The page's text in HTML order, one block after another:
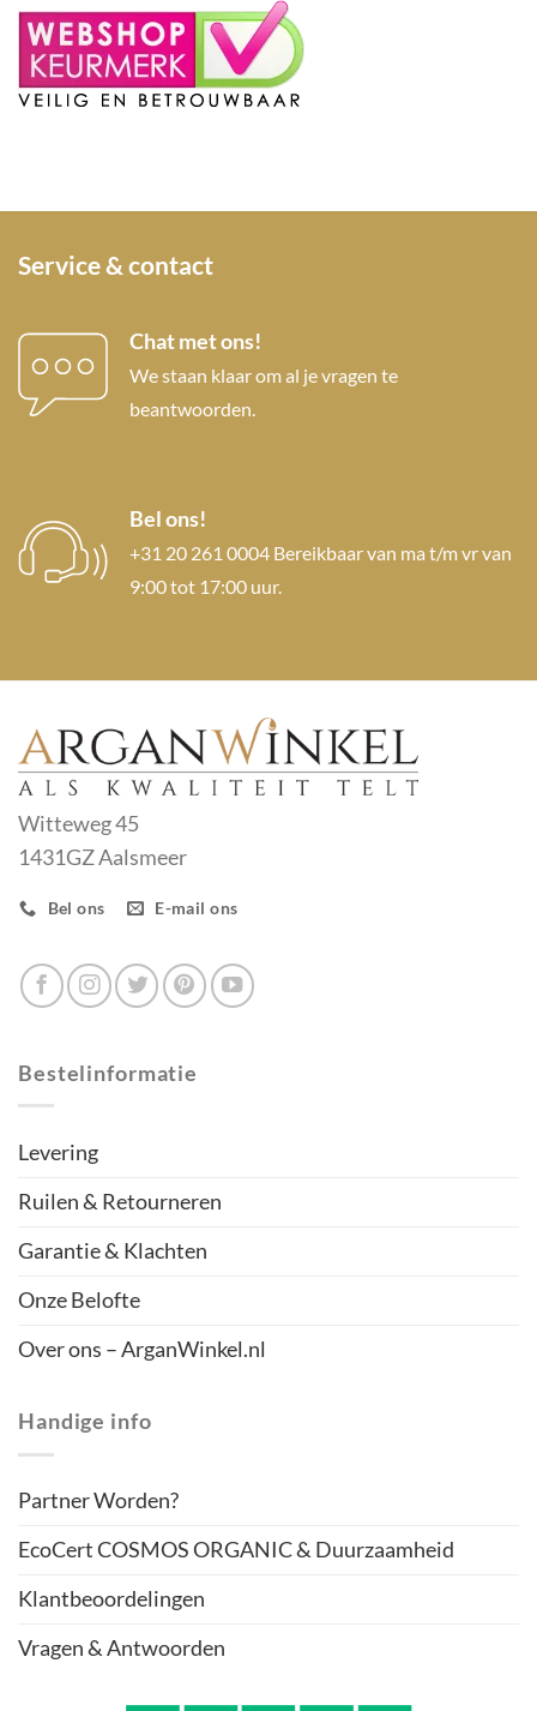
Service & contact
Chat met ons!
We staan klaar om al je vragen te
beantwoorden.
Bel ons!
+31 20 261 0004 Bereikbaar van ma t/m vr van
9:00 tot 17:00 uur.
Witteweg 45
1431GZ Aalsmeer
Bel ons E-mail ons
Bestelinformatie
Levering
Ruilen & Retourneren
Garantie & Klachten
Onze Belofte
Over ons – ArganWinkel.nl
Handige info
Partner Worden?
EcoCert COSMOS ORGANIC & Duurzaamheid
Klantbeoordelingen
Vragen & Antwoorden